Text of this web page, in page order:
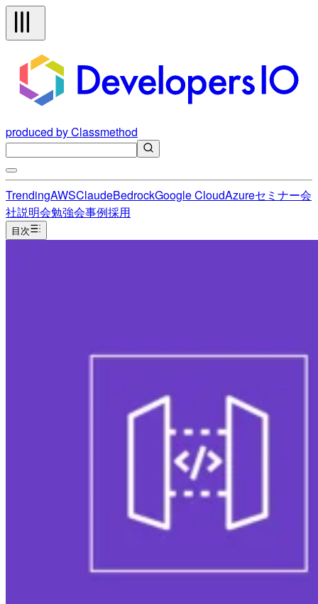
produced by Classmethod
TrendingAWSClaudeBedrockGoogle CloudAzureセミナー会
社説明会勉強会事例採用
目次